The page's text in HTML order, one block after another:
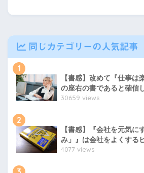
同じカテゴリーの人気記事
1
【書感】改めて『仕事は
の座右の書であると確信
30659 views
2
【書感】『会社を元気に
み」』は会社をよくする
4077 views